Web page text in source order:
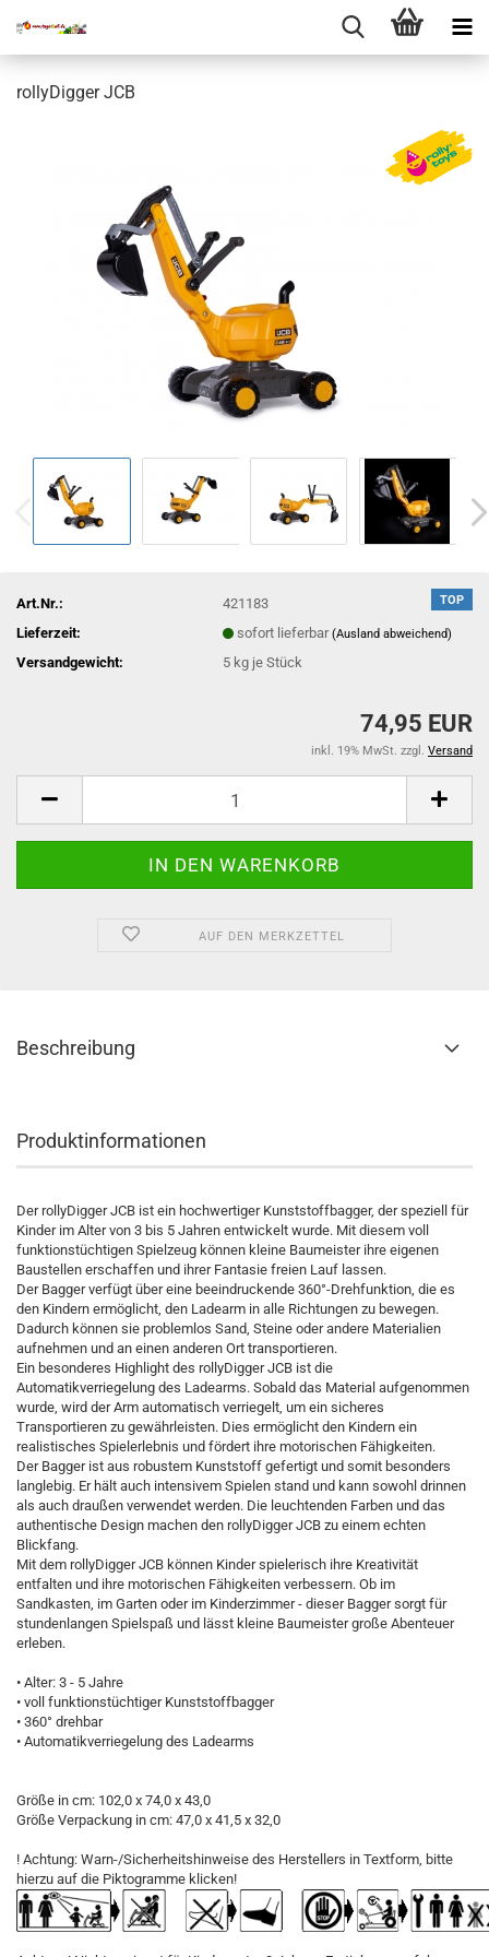
rollyDigger JCB
TOP
Art.Nr.:
421183
Lieferzeit:
sofort lieferbar(Ausland abweichend)
Versandgewicht: 5 kg je Stück
74,95 EUR
inkl. 19% MwSt. zzgl. Versand
AUF DEN MERKZETTEL
Beschreibung
Produktinformationen
Der rollyDigger JCB ist ein hochwertiger Kunststoffbagger, der speziell für
Kinder im Alter von 3 bis 5 Jahren entwickelt wurde. Mit diesem voll
funktionstüchtigen Spielzeug können kleine Baumeister ihre eigenen
Baustellen erschaffen und ihrer Fantasie freien Lauf lassen.
Der Bagger verfügt über eine beeindruckende 360°-Drehfunktion, die es
den Kindern ermöglicht, den Ladearm in alle Richtungen zu bewegen.
Dadurch können sie problemlos Sand, Steine oder andere Materialien
aufnehmen und an einen anderen Ort transportieren.
Ein besonderes Highlight des rollyDigger JCB ist die
Automatikverriegelung des Ladearms. Sobald das Material aufgenommen
wurde, wird der Arm automatisch verriegelt, um ein sicheres
Transportieren zu gewährleisten. Dies ermöglicht den Kindern ein
realistisches Spielerlebnis und fördert ihre motorischen Fähigkeiten.
Der Bagger ist aus robustem Kunststoff gefertigt und somit besonders
langlebig. Er hält auch intensivem Spielen stand und kann sowohl drinnen
als auch draußen verwendet werden. Die leuchtenden Farben und das
authentische Design machen den rollyDigger JCB zu einem echten
Blickfang.
Mit dem rollyDigger JCB können Kinder spielerisch ihre Kreativität
entfalten und ihre motorischen Fähigkeiten verbessern. Ob im
Sandkasten, im Garten oder im Kinderzimmer - dieser Bagger sorgt für
stundenlangen Spielspaß und lässt kleine Baumeister große Abenteuer
erleben.
• Alter: 3 - 5 Jahre
• voll funktionstüchtiger Kunststoffbagger
• 360° drehbar
• Automatikverriegelung des Ladearms
Größe in cm: 102,0 x 74,0 x 43,0
Größe Verpackung in cm: 47,0 x 41,5 x 32,0
! Achtung: Warn-/Sicherheitshinweise des Herstellers in Textform, bitte
hierzu auf die Piktogramme klicken!